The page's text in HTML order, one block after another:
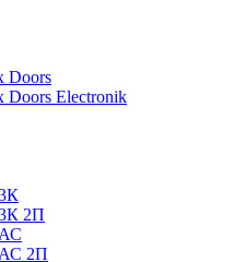
Doors
Doors Electronik
2П
2П